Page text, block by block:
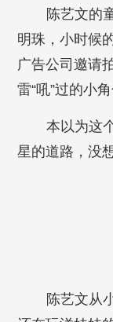
陈艺文的
明珠，小时候
广告公司邀请
雷“吼”过的小角
本以为这
星的道路，没
陈艺文从